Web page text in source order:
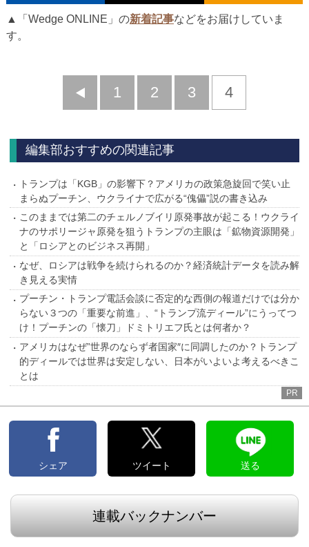
▲「Wedge ONLINE」の新着記事などをお届けしていま
す。
前
1 2 3 4
編集部おすすめの関連記事
トランプは「KGB」の影響下？アメリカの政策急旋回で笑い止
まらぬプーチン、ウクライナで広がる“傀儡”説の書き込み
このままでは第二のチェルノブイリ原発事故が起こる！ウクライ
ナのサポリージャ原発を狙うトランプの主眼は「鉱物資源開発」
と「ロシアとのビジネス再開」
なぜ、ロシアは戦争を続けられるのか？経済統計データを読み解
き見える実情
プーチン・トランプ電話会談に否定的な西側の報道だけでは分か
らない３つの「重要な前進」、“トランプ流ディール”にうってつ
け！プーチンの「懐刀」ドミトリエフ氏とは何者か？
アメリカはなぜ”世界のならず者国家″に同調したのか？トランプ
的ディールでは世界は安定しない、日本がいよいよ考えるべきこ
とは
PR
シェア ツイート 送る
連載バックナンバー